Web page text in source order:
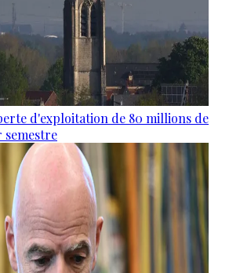
d'exploitation de 80 millions de